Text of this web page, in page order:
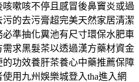
嗽咳不停且感冒後鼻竇炎或過
的去污膏超完美天然家居清潔
準抽化糞池有尺寸環保水肥車
求黑髮茶以透過漢方藥材資金
功效養肝茶養心中藥推薦保障
用九州娛樂城登入tha進入網